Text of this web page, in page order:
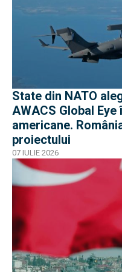
State din NATO
AWACS Global
americane.
proiectului
07 IULIE 2026